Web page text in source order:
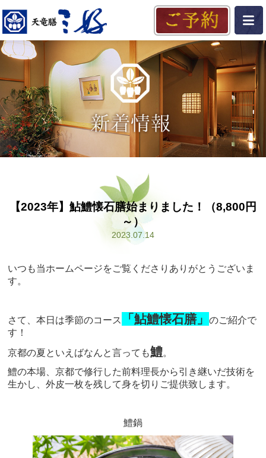
【2023年】鮎鱧懐石膳始まりました！（8,800円
～）
2023.07.14
いつも当ホームページをご覧くださりありがとうございま
す。
さて、本日は季節のコース 「鮎鱧懐石膳」のご紹介で
す！
京都の夏といえばなんと言っても鱧。
鱧の本場、京都で修行した前料理長から引き継いだ技術を
生かし、外皮一枚を残して身を切りご提供致します。
鱧鍋